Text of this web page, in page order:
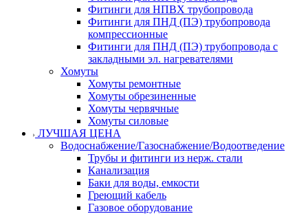
Фитинги для НПВХ трубопровода
Фитинги для ПНД (ПЭ) трубопровода
компрессионные
Фитинги для ПНД (ПЭ) трубопровода с
закладными эл. нагревателями
Хомуты
Хомуты ремонтные
Хомуты обрезиненные
Хомуты червячные
Хомуты силовые
ЛУЧШАЯ ЦЕНА
Водоснабжение/Газоснабжение/Водоотведение
Трубы и фитинги из нерж. стали
Канализация
Баки для воды, емкости
Греющий кабель
Газовое оборудование